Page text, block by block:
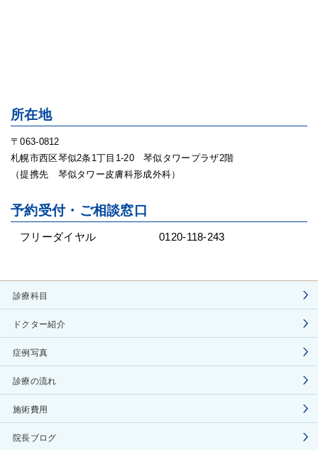
所在地
〒063-0812
札幌市西区琴似2条1丁目1-20 琴似タワープラザ2階
（提携先 琴似タワー皮膚科形成外科）
予約受付・ご相談窓口
フリーダイヤル 0120-118-243
診療科目
ドクター紹介
症例写真
診療の流れ
施術費用
院長ブログ